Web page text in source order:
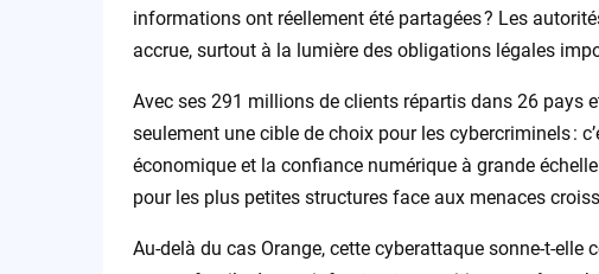
informations ont réellement été partagées ? Les
accrue, surtout à la lumière des obligations légales
Avec ses 291 millions de clients répartis dans 26 pays
seulement une cible de choix pour les cybercriminels :
économique et la confiance numérique à grande
pour les plus petites structures face aux menaces
Au-delà du cas Orange, cette cyberattaque sonne-t-